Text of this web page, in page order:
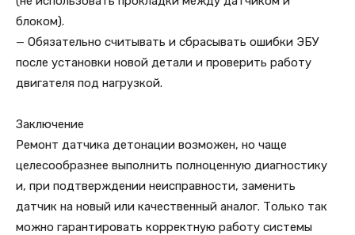
блоком).
— Обязательно считывать и сбрасывать ошибки ЭБУ
после установки новой детали и проверить работу
двигателя под нагрузкой.
Заключение
Ремонт датчика детонации возможен, но чаще
целесообразнее выполнить полноценную диагностику
и, при подтверждении неисправности, заменить
датчик на новый или качественный аналог. Только так
можно гарантировать корректную работу системы